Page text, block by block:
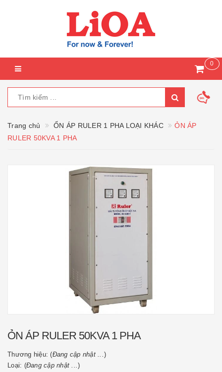
0
Trang chủ ỔN ÁP RULER 1 PHA LOẠI KHÁC
ỎN ÁP
RULER 50KVA 1 PHA
ỎN ÁP RULER 50KVA 1 PHA
Thương hiệu: (Đang cập nhật ...)
Loại: (Đang cập nhật ...)